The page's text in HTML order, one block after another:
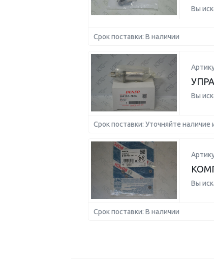
Вы
Срок поставки: В наличии
Вы
Срок поставки: Уточняйте наличие
Вы
Срок поставки: В наличии